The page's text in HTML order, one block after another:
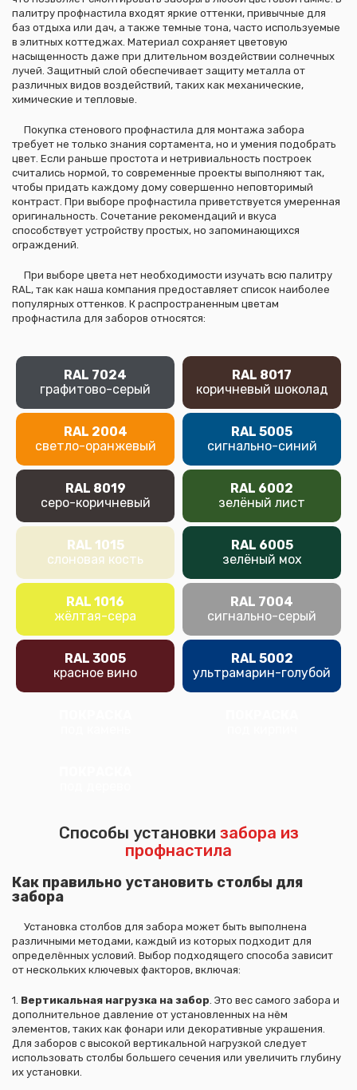
палитру профнастила входят яркие оттенки, привычные для
баз отдыха или дач, а также темные тона, часто используемые
в элитных коттеджах. Материал сохраняет цветовую
насыщенность даже при длительном воздействии солнечных
лучей. Защитный слой обеспечивает защиту металла от
различных видов воздействий, таких как механические,
химические и тепловые.
Покупка стенового профнастила для монтажа забора
требует не только знания сортамента, но и умения подобрать
цвет. Если раньше простота и нетривиальность построек
считались нормой, то современные проекты выполняют так,
чтобы придать каждому дому совершенно неповторимый
контраст. При выборе профнастила приветствуется умеренная
оригинальность. Сочетание рекомендаций и вкуса
способствует устройству простых, но запоминающихся
ограждений.
При выборе цвета нет необходимости изучать всю палитру
RAL, так как наша компания предоставляет список наиболее
популярных оттенков. К распространенным цветам
профнастила для заборов относятся:
RAL 7024
графитово-серый
RAL 8017
коричневый шоколад
RAL 2004
светло-оранжевый
RAL 5005
сигнально-синий
RAL 8019
серо-коричневый
RAL 6002
зелёный лист
RAL 1015
слоновая кость
RAL 6005
зелёный мох
RAL 1016
жёлтая-сера
RAL 7004
сигнально-серый
RAL 3005
красное вино
RAL 5002
ультрамарин-голубой
Способы установки забора из
профнастила
Как правильно установить столбы для
забора
Установка столбов для забора может быть выполнена
различными методами, каждый из которых подходит для
определённых условий. Выбор подходящего способа зависит
от нескольких ключевых факторов, включая:
1. Вертикальная нагрузка на забор . Это вес самого забора и
дополнительное давление от установленных на нём
элементов, таких как фонари или декоративные украшения.
Для заборов с высокой вертикальной нагрузкой следует
использовать столбы большего сечения или увеличить глубину
их установки.